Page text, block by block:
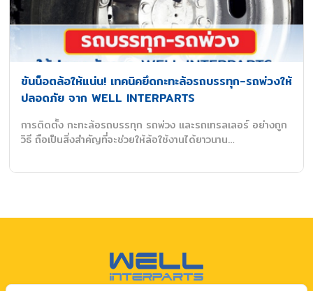
ขันน็อตล้อให้แน่น! เทคนิคยึดกะทะล้อรถบรรทุก-รถพ่วงให้
ปลอดภัย จาก WELL INTERPARTS
การติดตั้ง กะทะล้อรถบรรทุก รถพ่วง และรถเทรลเลอร์ อย่างถูก
วิธี ถือเป็นสิ่งสำคัญที่จะช่วยให้ล้อใช้งานได้ยาวนาน…